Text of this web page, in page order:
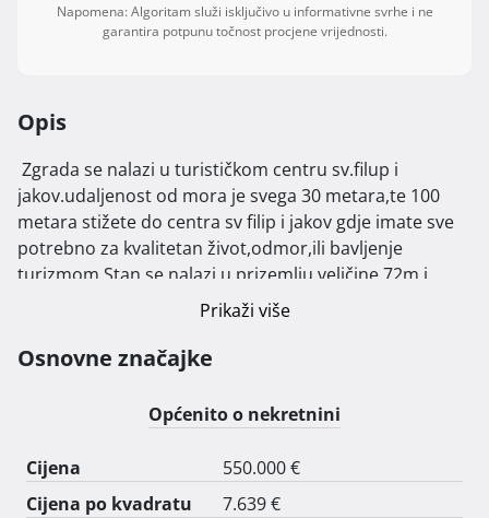
Napomena: Algoritam služi isključivo u informativne svrhe i ne
garantira potpunu točnost procjene vrijednosti.
Opis
jakov.udaljenost od mora je svega 30 metara,te 100
metara stižete do centra sv filip i jakov gdje imate sve
potrebno za kvalitetan život,odmor,ili bavljenje
turizmom.Stan se nalazi u prizemlju veličine 72m i
vanjskog zemljišta ograđenog od 120kvadrata sa
sastoji se od 2 sobe,kuhinje,dnevni boravak te
kupaone.Svaka soba ima klimu te podno grijanje.stan
ima ispred apartmana parking za 2 automobila i
opremljen sa video nadzorom.Stan se prodaje totalno
namješten.Zamijene i druge nerealne ponude nas ne
zanimaju.
Prikaži više
Osnovne značajke
Općenito o nekretnini
Cijena
550.000 €
Cijena po kvadratu
7.639 €